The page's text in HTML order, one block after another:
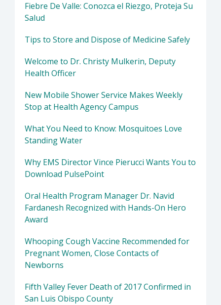
Fiebre De Valle: Conozca el Riezgo, Proteja Su
Salud
Tips to Store and Dispose of Medicine Safely
Welcome to Dr. Christy Mulkerin, Deputy
Health Officer
New Mobile Shower Service Makes Weekly
Stop at Health Agency Campus
What You Need to Know: Mosquitoes Love
Standing Water
Why EMS Director Vince Pierucci Wants You to
Download PulsePoint
Oral Health Program Manager Dr. Navid
Fardanesh Recognized with Hands-On Hero
Award
Whooping Cough Vaccine Recommended for
Pregnant Women, Close Contacts of
Newborns
Fifth Valley Fever Death of 2017 Confirmed in
San Luis Obispo County